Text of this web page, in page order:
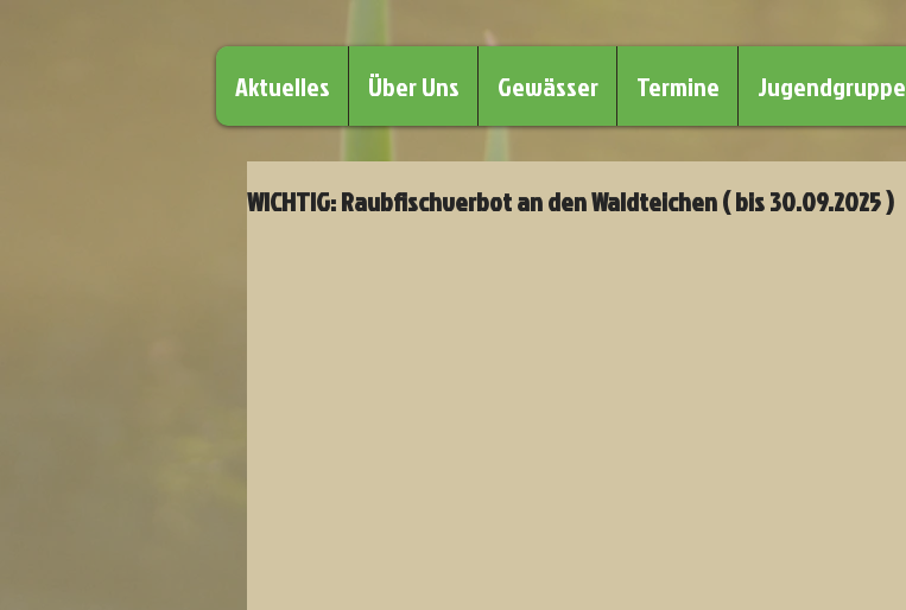
Aktuelles Über Uns Gewässer Termine Jugendgruppe
WICHTIG: Raubfischverbot an den Waldteichen ( bis 30.09.2025 )